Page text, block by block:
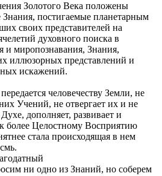
Золотого Века положены
постигаемые планетарным
своих представителей на
духовного поиска в
и миропознавания, Знания,
иллюзорных представлений и
искажений.
человечеству Земли, не
Учений, не отвергает их и не
дополняет, развивает и
более Целостному Восприятию
стала происходящая в нем
ни одно из Знаний, но соберем